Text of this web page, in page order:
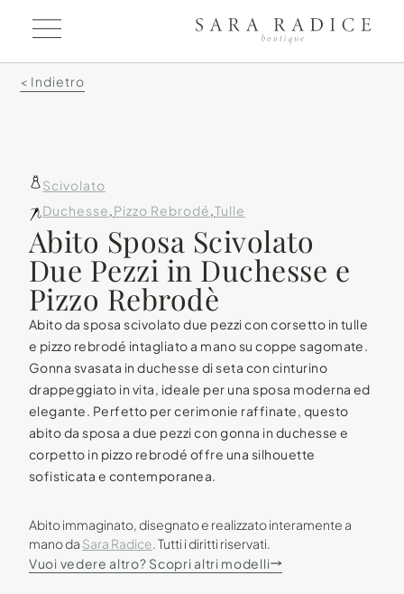
< Indietro
Scivolato
Duchesse,Pizzo Rebrodé,Tulle
Abito Sposa Scivolato
Due Pezzi in Duchesse e
Pizzo Rebrodè
Abito da sposa scivolato due pezzi con corsetto in tulle
e pizzo rebrodé intagliato a mano su coppe sagomate.
Gonna svasata in duchesse di seta con cinturino
drappeggiato in vita, ideale per una sposa moderna ed
elegante. Perfetto per cerimonie raffinate, questo
abito da sposa a due pezzi con gonna in duchesse e
corpetto in pizzo rebrodé offre una silhouette
sofisticata e contemporanea.
Abito immaginato, disegnato e realizzato interamente a
mano da Sara Radice. Tutti i diritti riservati.
Vuoi vedere altro? Scopri altri modelli